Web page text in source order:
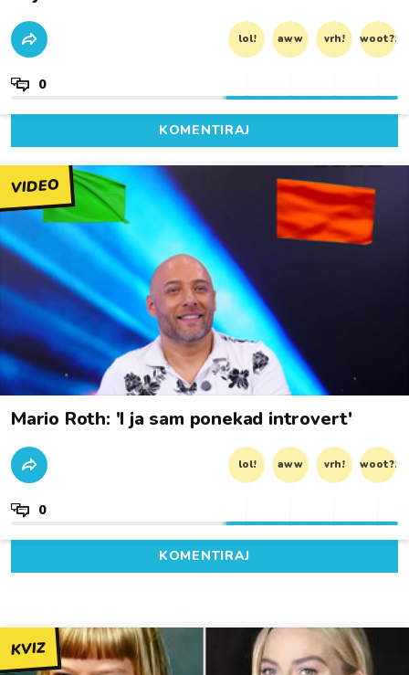
lol! aww vrh! woot?!
0
KOMENTIRAJ
VIDEO
Mario Roth: 'I ja sam ponekad introvert'
lol! aww vrh! woot?!
0
KOMENTIRAJ
KVIZ